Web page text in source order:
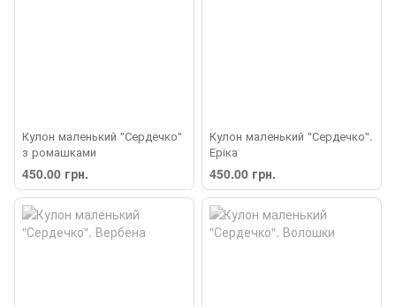
Кулон маленький "Сердечко"
з ромашками
450.00 грн.
Кулон маленький "Сердечко".
Еріка
450.00 грн.